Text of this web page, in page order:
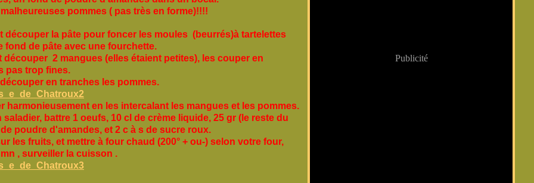
pommes ( pas très en forme)!!!!
découper la pâte pour foncer les moules (beurrés)à tartelettes
fond de pâte avec une fourchette.
découper 2 mangues (elles étaient petites), les couper en
pas trop fines.
découper en tranches les pommes.
harmonieusement en les intercalant les mangues et les pommes.
saladier, battre 1 oeufs, 10 cl de crème liquide, 25 gr (le reste du
poudre d'amandes, et 2 c à s de sucre roux.
les fruits, et mettre à four chaud (200° + ou-) selon votre four,
, surveiller la cuisson .
Publicité